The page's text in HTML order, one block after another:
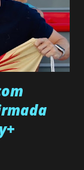
pelo
ele poderia
a Gabriel
que está